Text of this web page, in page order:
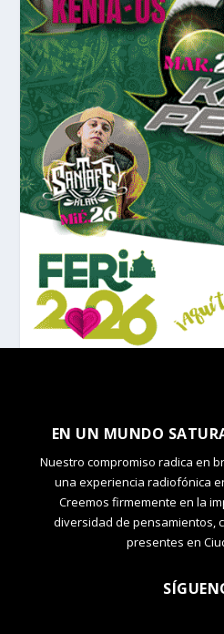
EN UN MUNDO
Nuestro compromiso radica en
una experiencia radiofónica
Creemos firmemente en la
diversidad de pensamientos,
presentes en